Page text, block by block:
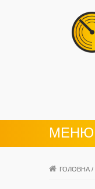
МЕНЮ
ГОЛОВНА /